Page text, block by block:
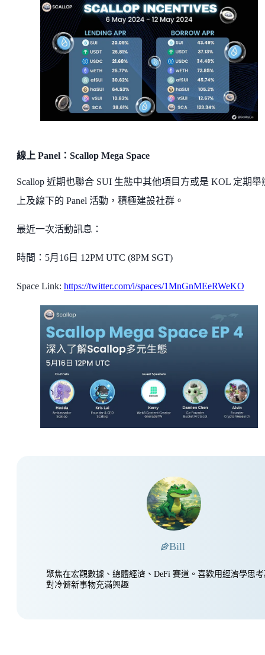
線上 Panel：Scallop Mega Space
Scallop 近期也聯合 SUI 生態中其他項目方或是 KOL 定期舉
上及線下的 Panel 活動，積極建設社群。
最近一次活動訊息：
時間：5月16日 12PM UTC (8PM SGT)
Space Link: https://twitter.com/i/spaces/1MnGnMEeRWeKO
Bill
聚焦在宏觀數據、總體經濟、DeFi 賽道。喜歡用經濟學思
對冷僻新事物充滿興趣